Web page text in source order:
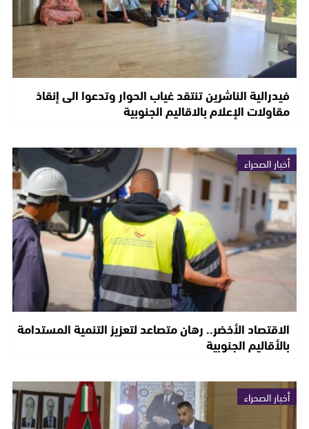
فيدرالية الناشرين تنتقد غياب الحوار وتدعوا الى إنقاذ
مقاولات الإعلام بالاقاليم الجنوبية
أخبار الصحراء
الاقتصاد الأخضر.. رهان متصاعد لتعزيز التنمية المستدامة
بالأقاليم الجنوبية
أخبار الصحراء